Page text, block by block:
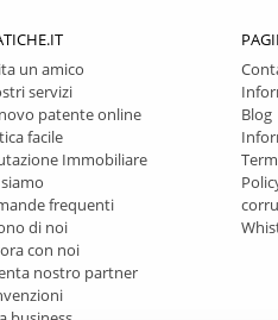
un amico
servizi
patente online
facile
Immobiliare
frequenti
di noi
con noi
nostro partner
Blog